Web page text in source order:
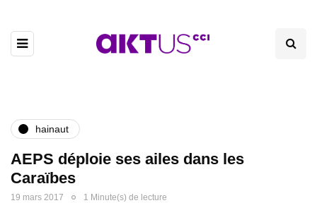
hainaut
AEPS déploie ses ailes dans les
Caraïbes
19 mars 2017 1 Minute(s) de lecture